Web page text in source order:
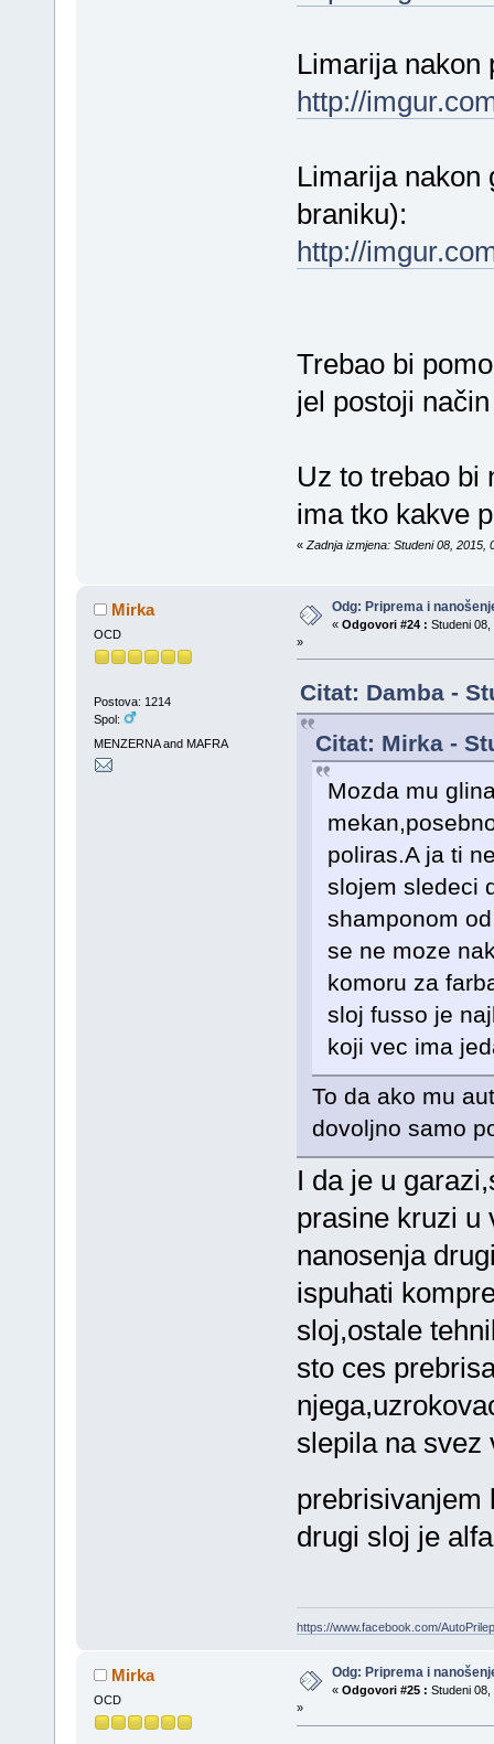
Limarija nakon
http://
Limarija nakon
braniku):
http://
Trebao bi
jel postoji
Uz to trebao bi
ima tko kakve
« Zadnja izmjena: Studeni 08, 2015,
Mirka
OCD
Postova: 1214
Spol:
MENZERNA and MAFRA
Odg: Priprema i
« Odgovori #24 : Studeni 08,
»
Citat: Damba -
Citat: Mirka -
Mozda mu
poliras.A ja ti
slojem sledeci
shamponom
se ne moze
komoru za
sloj fusso je
koji vec ima
To da ako mu
dovoljno samo
I da je u
prasine kruzi u
nanosenja
ispuhati
sloj,ostale
sto ces
slepila na svez
drugi sloj je
https://www.facebook.com/
Mirka
OCD
Odg: Priprema i
« Odgovori #25 : Studeni 08,
»